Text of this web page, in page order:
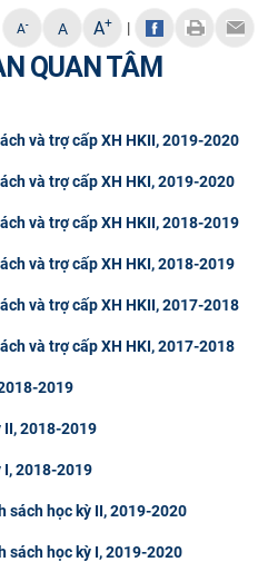
A- A A+ |
QUAN TÂM
và trợ cấp XH HKII, 2019-2020
và trợ cấp XH HKI, 2019-2020
và trợ cấp XH HKII, 2018-2019
và trợ cấp XH HKI, 2018-2019
và trợ cấp XH HKII, 2017-2018
và trợ cấp XH HKI, 2017-2018
2019
II, 2018-2019
I, 2018-2019
sách học kỳ II, 2019-2020
sách học kỳ I, 2019-2020